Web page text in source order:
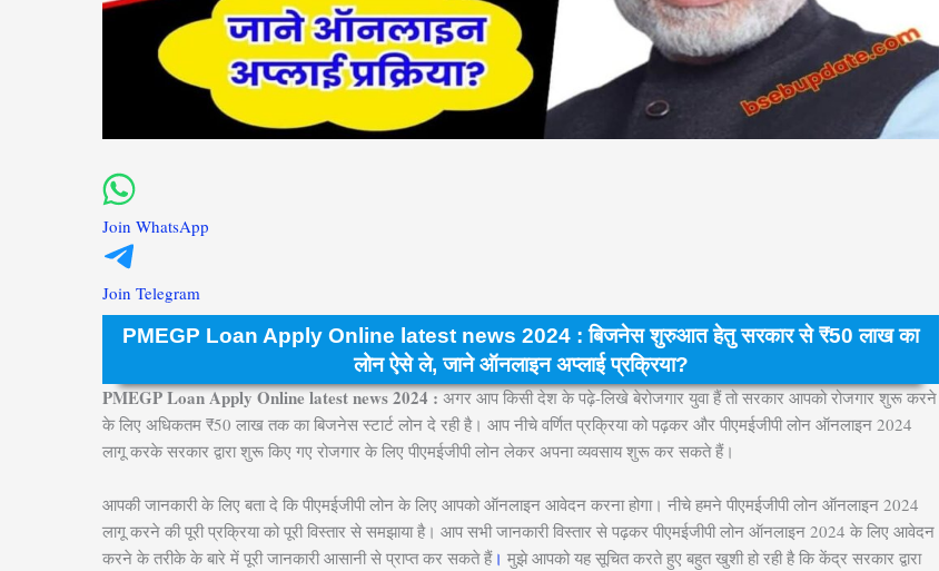
Join WhatsApp
Join Telegram
PMEGP Loan Apply Online latest news 2024 : बिजनेस शुरुआत हेतु सरकार से ₹50 लाख का
लोन ऐसे ले, जाने ऑनलाइन अप्लाई प्रक्रिया?
PMEGP Loan Apply Online latest news 2024 :अगर आप किसी देश के पढ़े-लिखे बेरोजगार युवा हैं तो सरकार आपको रोजगार शुरू करने
के लिए अधिकतम ₹50 लाख तक का बिजनेस स्टार्ट लोन दे रही है। आप नीचे वर्णित प्रक्रिया को पढ़कर और पीएमईजीपी लोन ऑनलाइन 2024
लागू करके सरकार द्वारा शुरू किए गए रोजगार के लिए पीएमईजीपी लोन लेकर अपना व्यवसाय शुरू कर सकते हैं।
आपकी जानकारी के लिए बता दे कि पीएमईजीपी लोन के लिए आपको ऑनलाइन आवेदन करना होगा। नीचे हमने पीएमईजीपी लोन ऑनलाइन 2024
लागू करने की पूरी प्रक्रिया को पूरी विस्तार से समझाया है। आप सभी जानकारी विस्तार से पढ़कर पीएमईजीपी लोन ऑनलाइन 2024 के लिए आवेदन
करने के तरीके के बारे में पूरी जानकारी आसानी से प्राप्त कर सकते हैं। मुझे आपको यह सूचित करते हुए बहुत खुशी हो रही है कि केंद्र सरकार द्वारा